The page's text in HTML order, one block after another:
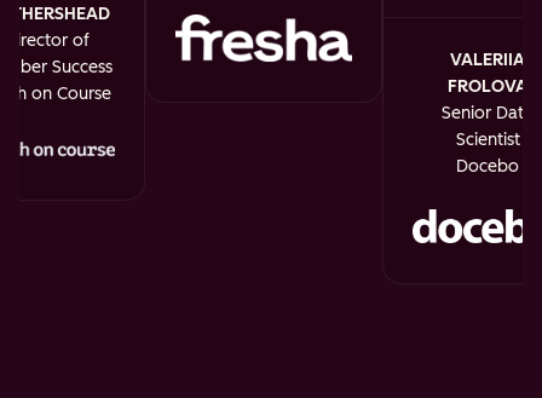
Director of
Success
on Course
VALERIIA
FROLOVA
Senior Data
Scientist
Docebo